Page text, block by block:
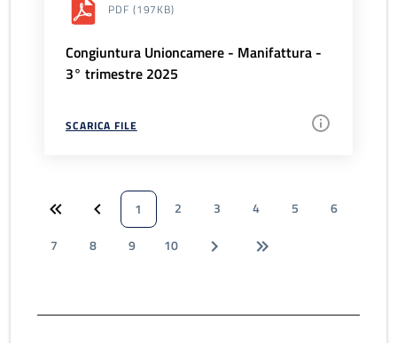
PDF (197KB)
Congiuntura Unioncamere - Manifattura -
3° trimestre 2025
SCARICA FILE
1 2 3 4 5
6
7
8 9 10